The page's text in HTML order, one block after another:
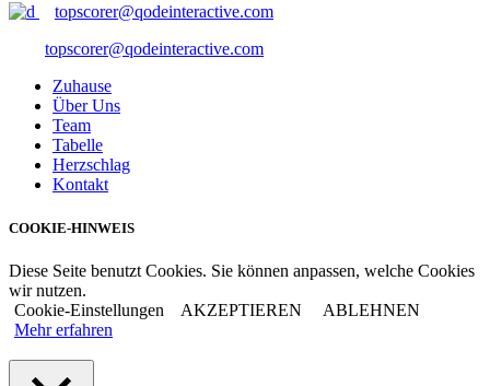
topscorer@qodeinteractive.com
topscorer@qodeinteractive.com
Zuhause
Über Uns
Team
Tabelle
Herzschlag
Kontakt
COOKIE-HINWEIS
Diese Seite benutzt Cookies. Sie können anpassen, welche Cookies
wir nutzen.
Cookie-Einstellungen
AKZEPTIEREN
ABLEHNEN
Mehr erfahren